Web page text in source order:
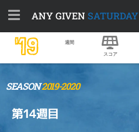
ANY GIVEN SATURDAY
'19 週間
スコア
SEASON2019-2020
第14週目